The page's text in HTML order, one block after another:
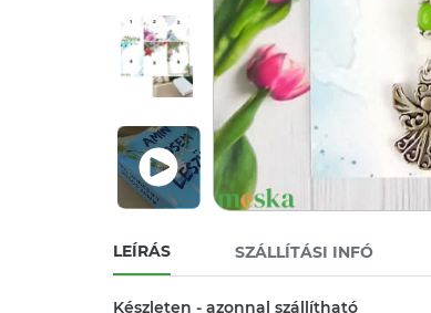
LEÍRÁS SZÁLLÍTÁSI INFÓ
Készleten - azonnal szállítható